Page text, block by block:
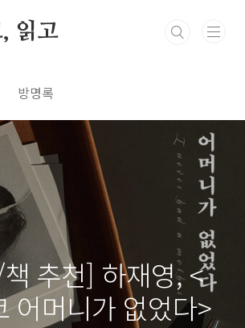
읽고
방명록
추천] 하재영, <
어머니가 없었다>